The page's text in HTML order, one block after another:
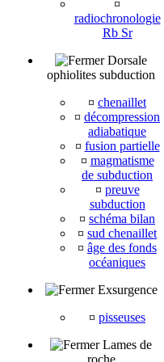
¤
radiochronologie
Rb Sr
Dorsale
ophiolites subduction
¤ chenaillet
¤ décompression
adiabatique
¤ fusion partielle
¤ magmatisme
de subduction
¤ preuve
subduction
¤ schéma bilan
¤ sud chenaillet
¤ âge des fonds
océaniques
Exsurgence
¤ pisseuses
Lames de
roche